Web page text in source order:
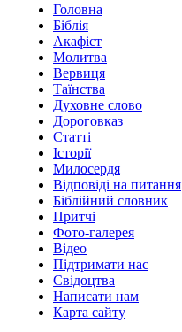
Головна
Біблія
Акафіст
Молитва
Вервиця
Таїнства
Духовне слово
Дороговказ
Cтатті
Історії
Милосердя
Відповіді на питання
Біблійний словник
Притчі
Фото-галерея
Відео
Підтримати нас
Свідоцтва
Написати нам
Карта сайту